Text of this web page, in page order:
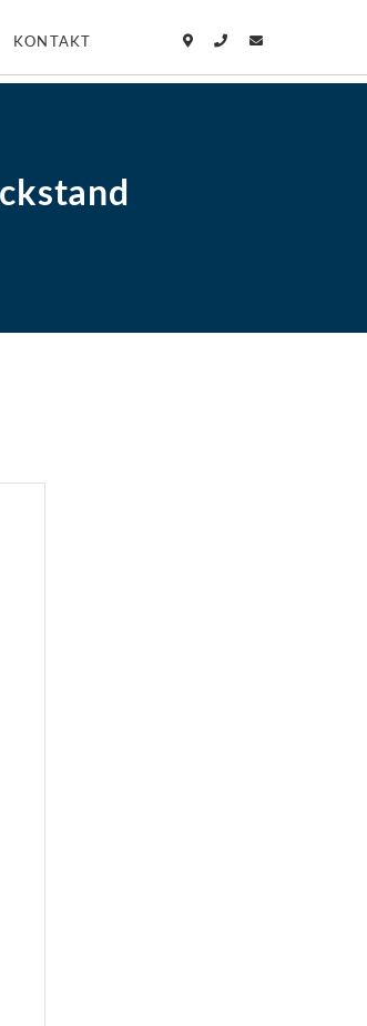
KONTAKT